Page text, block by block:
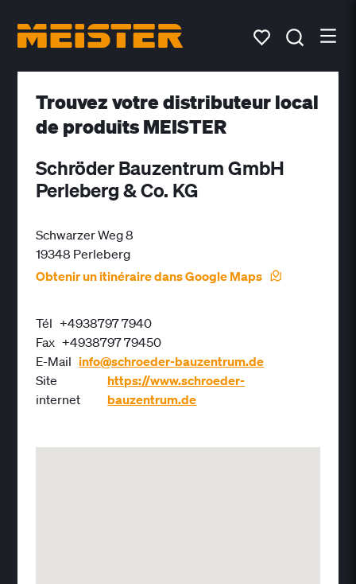
Trouvez votre distributeur local
de produits MEISTER
Schröder Bauzentrum GmbH
Perleberg & Co. KG
Schwarzer Weg 8
19348 Perleberg
Obtenir un itinéraire dans Google Maps
Tél +4938797 7940
Fax +4938797 79450
E-Mail info@schroeder-bauzentrum.de
Site
internet
https://www.schroeder-
bauzentrum.de